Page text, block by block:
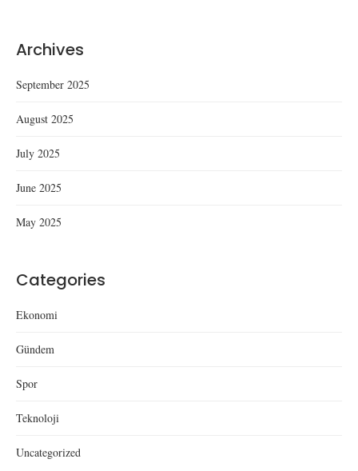
Archives
September 2025
August 2025
July 2025
June 2025
May 2025
Categories
Ekonomi
Gündem
Spor
Teknoloji
Uncategorized